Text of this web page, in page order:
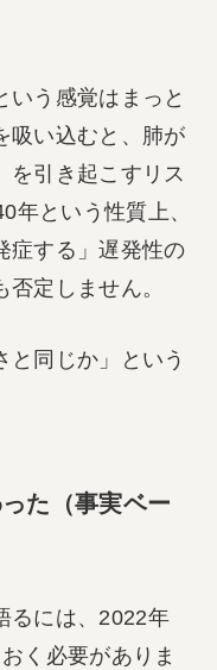
いう感覚はまっと
吸い込むと、肺が
を引き起こすリス
年という性質上、
症する」遅発性の
定しません。
と同じか」という
た（事実ベー
るには、2022年
く必要がありま